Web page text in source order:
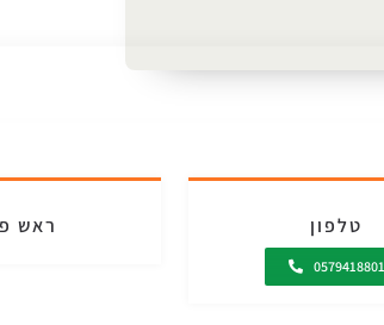
טלפון
0579418801
ראש